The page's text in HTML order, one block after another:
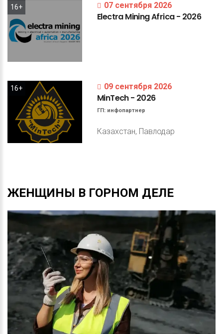
16+ 07 сентября 2026
ElectraMiningAfrica- 2026
16+ 09 сентября 2026
MinTech- 2026
ГП: инфопартнер
Казахстан, Павлодар
ЖЕНЩИНЫ В ГОРНОМ ДЕЛЕ